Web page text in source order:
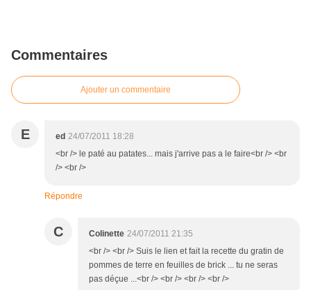
Commentaires
Ajouter un commentaire
E ed 24/07/2011 18:28
<br /> le paté au patates... mais j'arrive pas a le faire<br /> <br
/> <br />
Répondre
C Colinette 24/07/2011 21:35
<br /> <br /> Suis le lien et fait la recette du gratin de
pommes de terre en feuilles de brick ... tu ne seras
pas déçue ...<br /> <br /> <br /> <br />